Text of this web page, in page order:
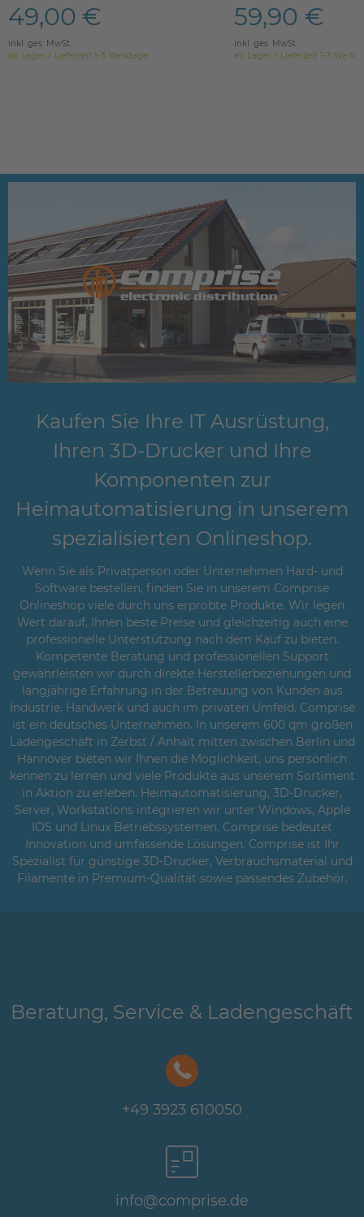
49,00 €
inkl. ges. MwSt.
ab Lager > Lieferzeit 1-3 Werktage
59,90 €
inkl. ges. MwSt.
ab Lager > Lieferzeit 1-3
Kaufen Sie Ihre IT Ausrüstung,
Ihren 3D-Drucker und Ihre
Komponenten zur
Heimautomatisierung in unserem
spezialisierten Onlineshop.
Wenn Sie als Privatperson oder Unternehmen Hard- und
Software bestellen, finden Sie in unserem Comprise
Onlineshop viele durch uns erprobte Produkte. Wir legen
Wert darauf, Ihnen beste Preise und gleichzeitig auch eine
professionelle Unterstützung nach dem Kauf zu bieten.
Kompetente Beratung und professionellen Support
gewährleisten wir durch direkte Herstellerbeziehungen und
langjährige Erfahrung in der Betreuung von Kunden aus
Industrie, Handwerk und auch im privaten Umfeld. Comprise
ist ein deutsches Unternehmen. In unserem 600 qm großen
Ladengeschäft in Zerbst / Anhalt mitten zwischen Berlin und
Hannover bieten wir Ihnen die Möglichkeit, uns persönlich
kennen zu lernen und viele Produkte aus unserem Sortiment
in Aktion zu erleben. Heimautomatisierung, 3D-Drucker,
Server, Workstations integrieren wir unter Windows, Apple
IOS und Linux Betriebssystemen. Comprise bedeutet
Innovation und umfassende Lösungen. Comprise ist Ihr
Spezialist für günstige 3D-Drucker, Verbrauchsmaterial und
Filamente in Premium-Qualität sowie passendes Zubehör.
Beratung, Service & Ladengeschäft
+49 3923 610050
info@comprise.de